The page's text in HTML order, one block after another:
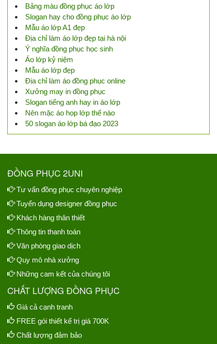
Bảng màu đồng phục áo lớp
Slogan hay cho đồng phục áo lớp
Mẫu áo lớp A1 đẹp
Địa chỉ làm áo lớp đẹp tại hà nội
Ý nghĩa đồng phục học sinh
Áo lớp kỷ niệm
Mẫu áo lớp đẹp
Địa chỉ làm áo đồng phục online
Xưởng may in đồng phục
Slogan tiếng anh hay in áo lớp
Nên mặc áo họp lớp thế nào
50 slogan áo lớp bá đạo 2023
ĐỒNG PHỤC 2UNI
Tư vấn đồng phục chuyên nghiệp
Tuyển dụng designer đồng phục
Khách hàng thân thiết
Thông tin thanh toán
Văn phòng giao dịch
Quy mô nhà xưởng
Những cam kết của chúng tôi
CHẤT LƯỢNG ĐỒNG PHỤC
Giá cả cạnh tranh
FREE gói thiết kế trị giá 700K
Chất lượng đảm bảo